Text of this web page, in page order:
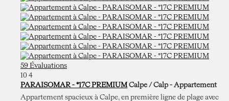
59 Évaluations
10 4
PARAISOMAR - *17C PREMIUM Calpe / Calp - Appartement
Appartement spacieux à Calpe, en première ligne de plage avec